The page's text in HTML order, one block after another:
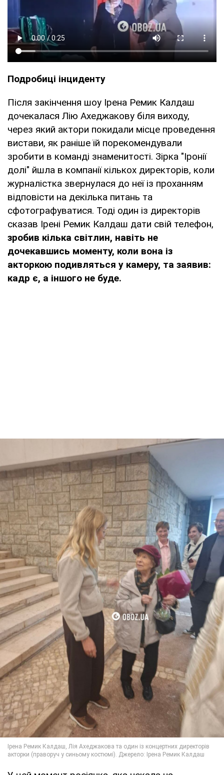
Подробиці інциденту
Після закінчення шоу Ірена Ремик Калдаш
дочекалася Лію Ахеджакову біля виходу,
через який актори покидали місце проведення
вистави, як раніше їй порекомендували
зробити в команді знаменитості. Зірка "Іронії
долі" йшла в компанії кількох директорів, коли
журналістка звернулася до неї із проханням
відповісти на декілька питань та
сфотографуватися. Тоді один із директорів
сказав Ірені Ремик Калдаш дати свій телефон,
зробив кілька світлин, навіть не
дочекавшись моменту, коли вона із
акторкою подивляться у камеру, та заявив:
кадр є, а іншого не буде.